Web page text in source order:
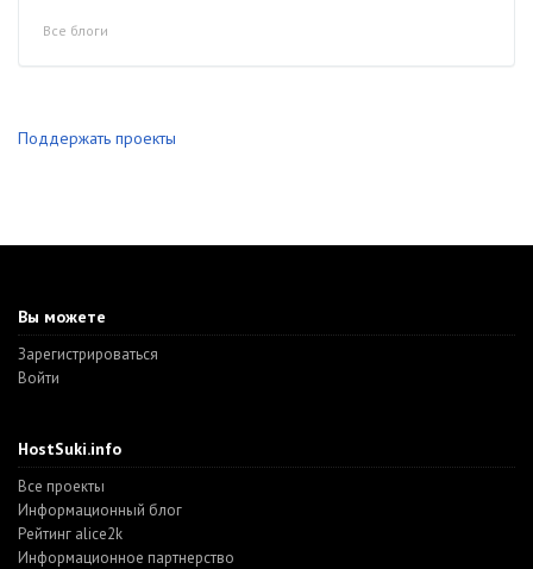
Все блоги
Поддержать проекты
Вы можете
Зарегистрироваться
Войти
HostSuki.info
Все проекты
Информационный блог
Рейтинг alice2k
Информационное партнерство